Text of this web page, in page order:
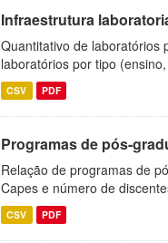
Infraestrutura
Quantitativo de laboratórios
laboratórios por tipo
CSV PDF
Programas de pós-
Relação de programas de
Capes e número de
CSV PDF